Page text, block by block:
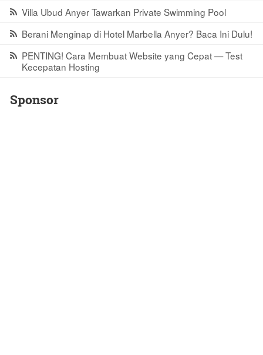
Villa Ubud Anyer Tawarkan Private Swimming Pool
Berani Menginap di Hotel Marbella Anyer? Baca Ini Dulu!
PENTING! Cara Membuat Website yang Cepat — Test
Kecepatan Hosting
Sponsor